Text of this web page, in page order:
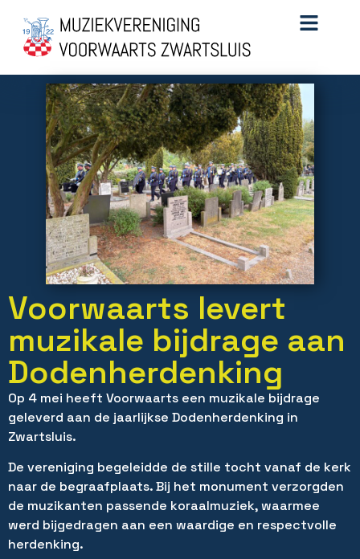
Voorwaarts levert
muzikale bijdrage aan
Dodenherdenking
Op 4 mei heeft Voorwaarts een muzikale bijdrage
geleverd aan de jaarlijkse Dodenherdenking in
Zwartsluis.
De vereniging begeleidde de stille tocht vanaf de kerk
naar de begraafplaats. Bij het monument verzorgden
de muzikanten passende koraalmuziek, waarmee
werd bijgedragen aan een waardige en respectvolle
herdenking.